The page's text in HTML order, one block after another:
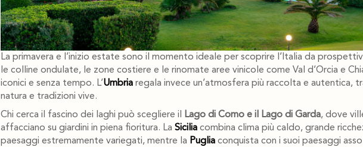
La primavera e l’inizio estate sono il momento ideale per scoprire l’Italia da
le colline ondulate, le zone costiere e le rinomate aree vinicole come Val d’Orcia e
iconici e senza tempo. L’Umbriaregala invece un’atmosfera più raccolta e autentica,
natura e tradizioni vive.
Chi cerca il fascino dei laghi può scegliere il Lago di Como e il Lago di Garda, dove
affacciano su giardini in piena fioritura. La Siciliacombina clima più caldo, grande
paesaggi estremamente variegati, mentre la Pugliaconquista con i suoi paesaggi